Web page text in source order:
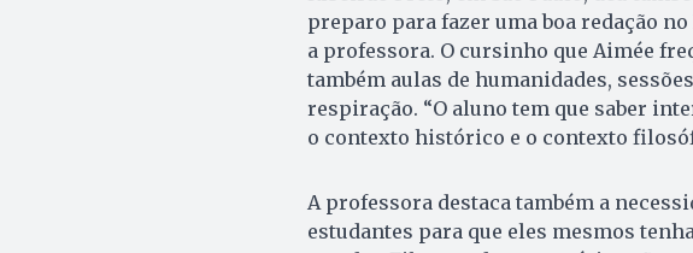
preparo para fazer uma boa redação
a professora. O cursinho que Aimée
também aulas de humanidades,
respiração. “O aluno tem que saber
o contexto histórico e o contexto
A professora destaca também a
estudantes para que eles mesmos